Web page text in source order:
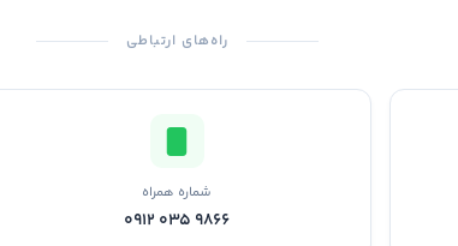
راه‌های ارتباطی
شماره همراه
0912 035 9866